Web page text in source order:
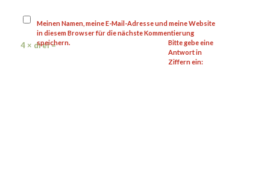
Meinen Namen, meine E-Mail-Adresse und meine Website
in diesem Browser für die nächste Kommentierung
speichern.
Bitte gebe eine
Antwort in
Ziffern ein:
4 × drei =